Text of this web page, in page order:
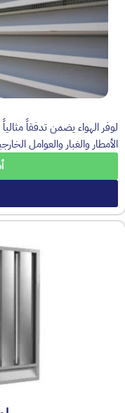
لوفر الهواء يضمن تدفقاً
الأمطار والغبار والعوامل